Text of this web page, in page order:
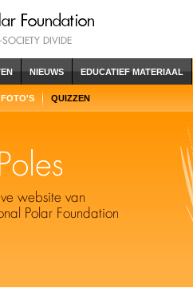
NIEUWS EDUCATIEF MATERIAAL
FOTO'S QUIZZEN